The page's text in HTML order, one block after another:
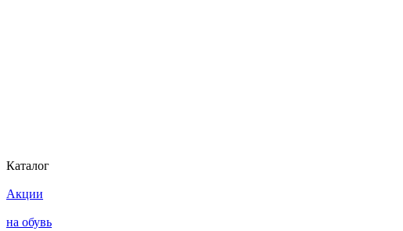
Каталог
Акции
на обувь